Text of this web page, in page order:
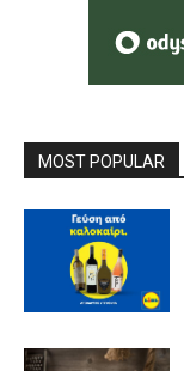
MOST POPULAR